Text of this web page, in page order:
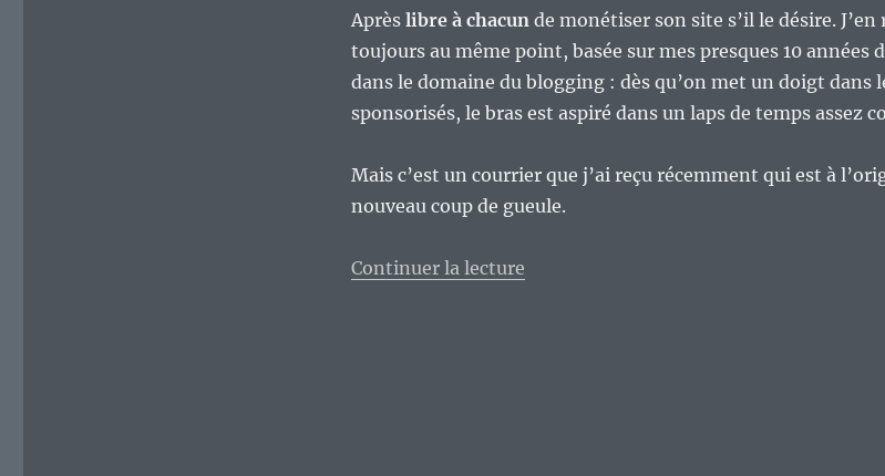
Après libre à chacunde monétiser son site s’il le désire. J’en
toujours au même point, basée sur mes presques 10 années
dans le domaine du blogging : dès qu’on met un doigt dans
sponsorisés, le bras est aspiré dans un laps de temps assez
Mais c’est un courrier que j’ai reçu récemment qui est à
nouveau coup de gueule.
Continuer la lecturede « La blogosphère, outil de promotion